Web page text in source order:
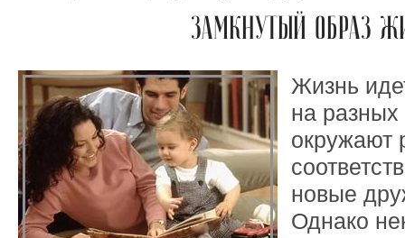
ЗАМКНУТЫЙ ОБРАЗ
Жизнь
на разных
окружают
новые
Однако